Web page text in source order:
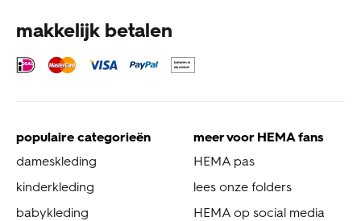
makkelijk betalen
populaire categorieën
dameskleding
kinderkleding
babykleding
meer voor HEMA fans
HEMA pas
lees onze folders
HEMA op social media